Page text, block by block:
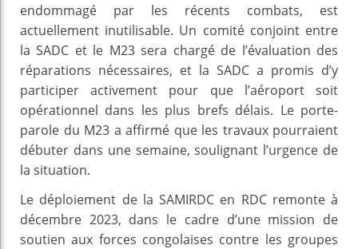
endommagé par les récents combats, est
actuellement inutilisable. Un comité conjoint entre
la SADC et le M23 sera chargé de l’évaluation des
réparations nécessaires, et la SADC a promis d’y
participer activement pour que l’aéroport soit
opérationnel dans les plus brefs délais. Le porte-
parole du M23 a affirmé que les travaux pourraient
débuter dans une semaine, soulignant l’urgence de
la situation.
Le déploiement de la SAMIRDC en RDC remonte à
décembre 2023, dans le cadre d’une mission de
soutien aux forces congolaises contre les groupes